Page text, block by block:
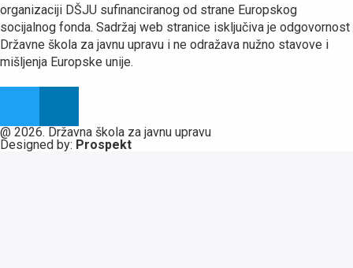
organizaciji DŠJU sufinanciranog od strane Europskog
socijalnog fonda. Sadržaj web stranice isključiva je odgovornost
Državne škola za javnu upravu i ne odražava nužno stavove i
mišljenja Europske unije.
@ 2026. Državna škola za javnu upravu
Designed by: Prospekt